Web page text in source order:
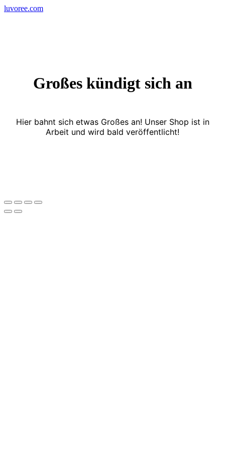
Skip
luvoree.com
Großes kündigt sich an
Hier bahnt sich etwas Großes an! Unser Shop ist in
Arbeit und wird bald veröffentlicht!